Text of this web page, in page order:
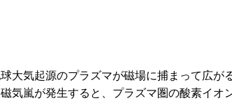
大気起源のプラズマが磁場に捕まって広が
気嵐が発生すると、プラズマ圏の酸素イ